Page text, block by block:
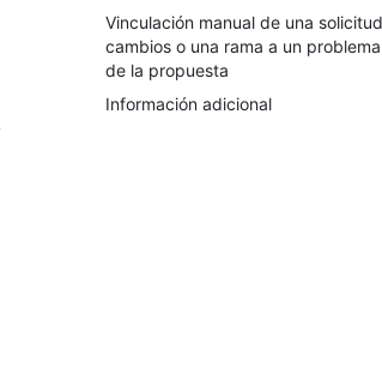
Vinculación manual de una
cambios o una rama a un
de la propuesta
Información adicional